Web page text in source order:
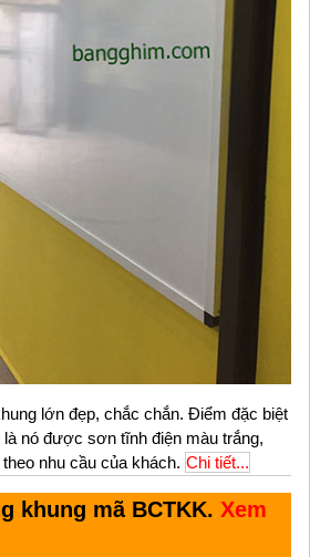
lớn đẹp, chắc chắn. Điểm đặc biệt
nó được sơn tĩnh điện màu trắng,
nhu cầu của khách. Chi tiết...
khung mã BCTKK. Xem